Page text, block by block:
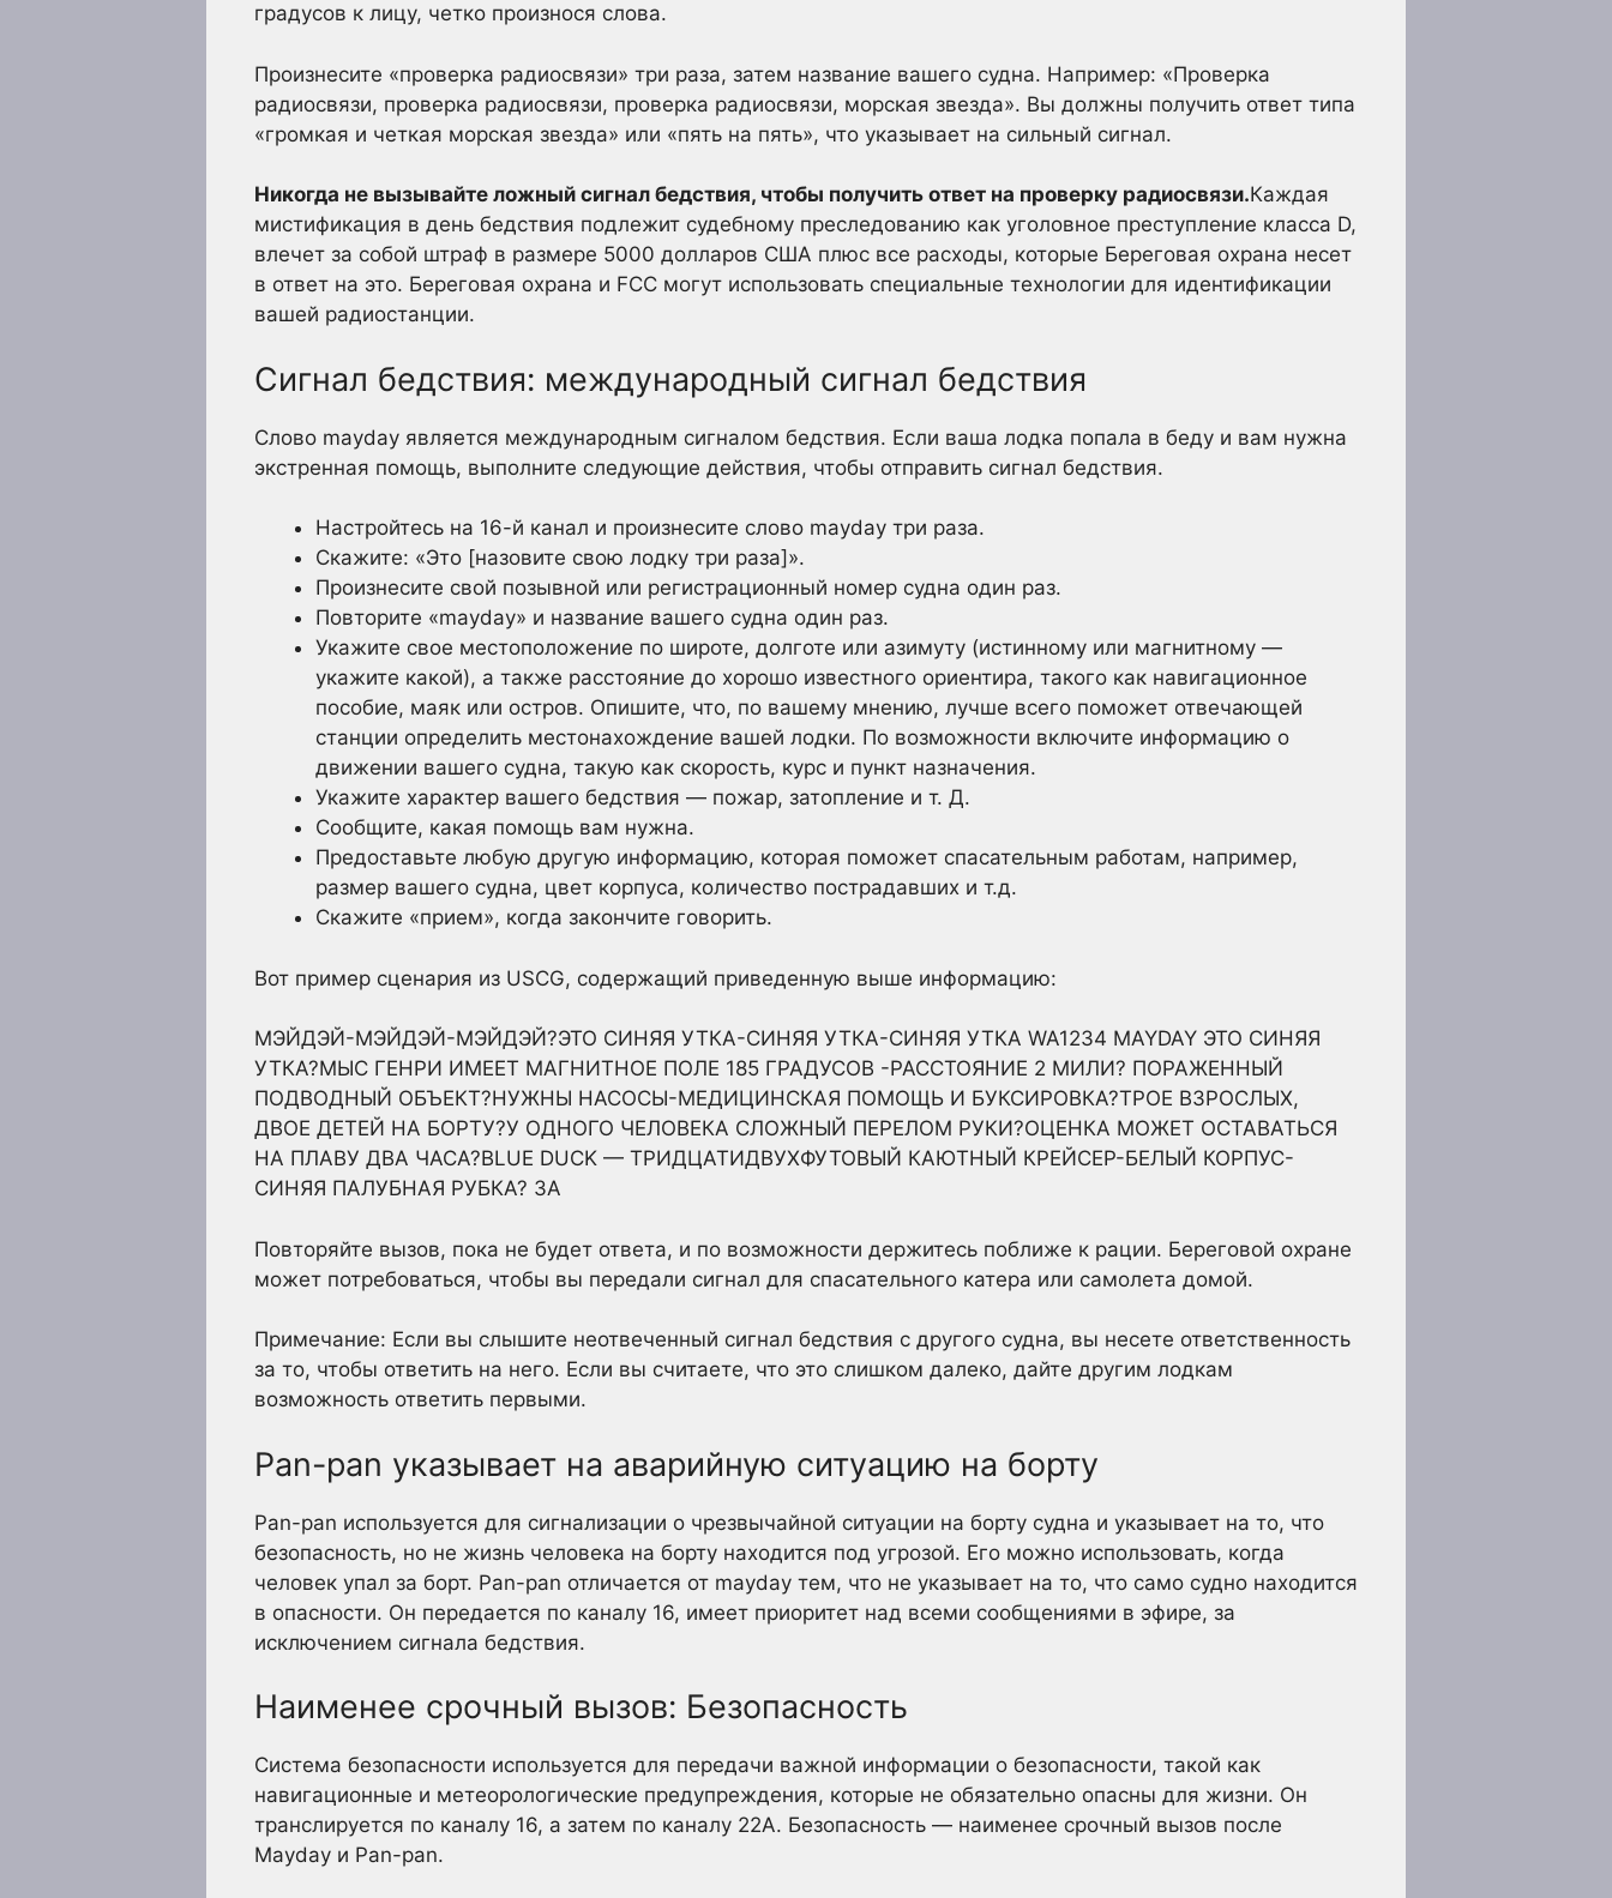
градусов к лицу, четко произнося слова.
Произнесите «проверка радиосвязи» три раза, затем название вашего судна. Например: «Проверка
радиосвязи, проверка радиосвязи, проверка радиосвязи, морская звезда». Вы должны получить ответ типа
«громкая и четкая морская звезда» или «пять на пять», что указывает на сильный сигнал.
Никогда не вызывайте ложный сигнал бедствия, чтобы получить ответ на проверку радиосвязи.Каждая
мистификация в день бедствия подлежит судебному преследованию как уголовное преступление класса D,
влечет за собой штраф в размере 5000 долларов США плюс все расходы, которые Береговая охрана несет
в ответ на это. Береговая охрана и FCC могут использовать специальные технологии для идентификации
вашей радиостанции.
Сигнал бедствия: международный сигнал бедствия
Слово mayday является международным сигналом бедствия. Если ваша лодка попала в беду и вам нужна
экстренная помощь, выполните следующие действия, чтобы отправить сигнал бедствия.
Настройтесь на 16-й канал и произнесите слово mayday три раза.
Скажите: «Это [назовите свою лодку три раза]».
Произнесите свой позывной или регистрационный номер судна один раз.
Повторите «mayday» и название вашего судна один раз.
Укажите свое местоположение по широте, долготе или азимуту (истинному или магнитному —
укажите какой), а также расстояние до хорошо известного ориентира, такого как навигационное
пособие, маяк или остров. Опишите, что, по вашему мнению, лучше всего поможет отвечающей
станции определить местонахождение вашей лодки. По возможности включите информацию о
движении вашего судна, такую как скорость, курс и пункт назначения.
Укажите характер вашего бедствия — пожар, затопление и т. Д.
Сообщите, какая помощь вам нужна.
Предоставьте любую другую информацию, которая поможет спасательным работам, например,
размер вашего судна, цвет корпуса, количество пострадавших и т.д.
Скажите «прием», когда закончите говорить.
Вот пример сценария из USCG, содержащий приведенную выше информацию:
МЭЙДЭЙ-МЭЙДЭЙ-МЭЙДЭЙ?ЭТО СИНЯЯ УТКА-СИНЯЯ УТКА-СИНЯЯ УТКА WA1234 MAYDAY ЭТО СИНЯЯ
УТКА?МЫС ГЕНРИ ИМЕЕТ МАГНИТНОЕ ПОЛЕ 185 ГРАДУСОВ -РАССТОЯНИЕ 2 МИЛИ? ПОРАЖЕННЫЙ
ПОДВОДНЫЙ ОБЪЕКТ?НУЖНЫ НАСОСЫ-МЕДИЦИНСКАЯ ПОМОЩЬ И БУКСИРОВКА?ТРОЕ ВЗРОСЛЫХ,
ДВОЕ ДЕТЕЙ НА БОРТУ?У ОДНОГО ЧЕЛОВЕКА СЛОЖНЫЙ ПЕРЕЛОМ РУКИ?ОЦЕНКА МОЖЕТ ОСТАВАТЬСЯ
НА ПЛАВУ ДВА ЧАСА?BLUE DUCK — ТРИДЦАТИДВУХФУТОВЫЙ КАЮТНЫЙ КРЕЙСЕР-БЕЛЫЙ КОРПУС-
СИНЯЯ ПАЛУБНАЯ РУБКА? ЗА
Повторяйте вызов, пока не будет ответа, и по возможности держитесь поближе к рации. Береговой охране
может потребоваться, чтобы вы передали сигнал для спасательного катера или самолета домой.
Примечание: Если вы слышите неотвеченный сигнал бедствия с другого судна, вы несете ответственность
за то, чтобы ответить на него. Если вы считаете, что это слишком далеко, дайте другим лодкам
возможность ответить первыми.
Pan-pan указывает на аварийную ситуацию на борту
Pan-pan используется для сигнализации о чрезвычайной ситуации на борту судна и указывает на то, что
безопасность, но не жизнь человека на борту находится под угрозой. Его можно использовать, когда
человек упал за борт. Pan-pan отличается от mayday тем, что не указывает на то, что само судно находится
в опасности. Он передается по каналу 16, имеет приоритет над всеми сообщениями в эфире, за
исключением сигнала бедствия.
Наименее срочный вызов: Безопасность
Система безопасности используется для передачи важной информации о безопасности, такой как
навигационные и метеорологические предупреждения, которые не обязательно опасны для жизни. Он
транслируется по каналу 16, а затем по каналу 22A. Безопасность — наименее срочный вызов после
Mayday и Pan-pan.